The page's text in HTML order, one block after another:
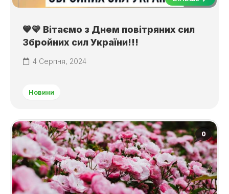
💙💛 Вітаємо з Днем повітряних сил
Збройних сил України!!!
4 Серпня, 2024
Новини
0